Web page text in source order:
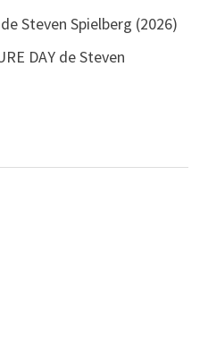
de Steven Spielberg (2026)
DAY de Steven